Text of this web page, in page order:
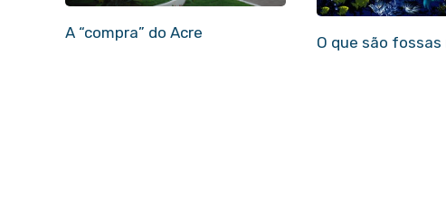
A “compra” do Acre
O que são